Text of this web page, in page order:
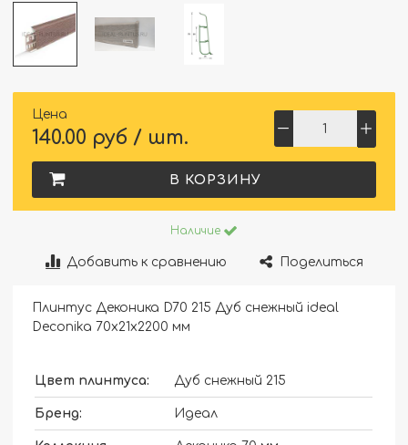
Цена
140.00 руб / шт.
В КОРЗИНУ
Наличие
Добавить к сравнению Поделиться
Плинтус Деконика D70 215 Дуб снежный ideal
Deconika 70х21х2200 мм
Цвет плинтуса: Дуб снежный 215
Бренд: Идеал